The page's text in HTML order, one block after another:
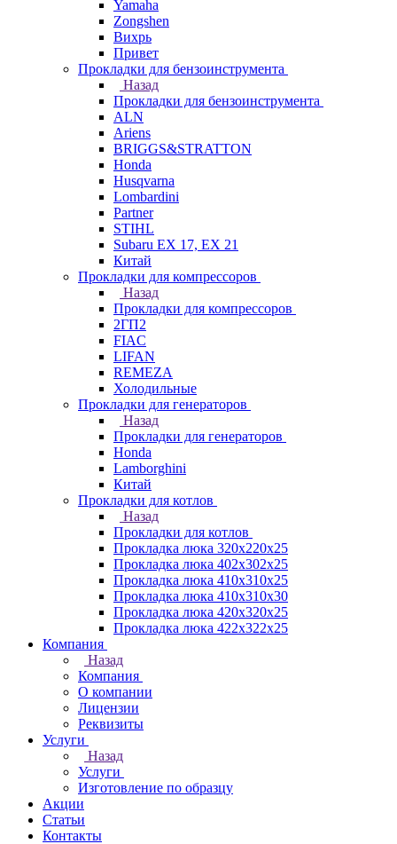
Yamaha
Zongshen
Вихрь
Привет
Прокладки для бензоинструмента
Назад
Прокладки для бензоинструмента
ALN
Ariens
BRIGGS&STRATTON
Honda
Husqvarna
Lombardini
Partner
STIHL
Subaru EX 17, EX 21
Китай
Прокладки для компрессоров
Назад
Прокладки для компрессоров
2ГП2
FIAC
LIFAN
REMEZA
Холодильные
Прокладки для генераторов
Назад
Прокладки для генераторов
Honda
Lamborghini
Китай
Прокладки для котлов
Назад
Прокладки для котлов
Прокладка люка 320x220x25
Прокладка люка 402x302x25
Прокладка люка 410x310x25
Прокладка люка 410х310х30
Прокладка люка 420x320x25
Прокладка люка 422x322x25
Компания
Назад
Компания
О компании
Лицензии
Реквизиты
Услуги
Назад
Услуги
Изготовление по образцу
Акции
Статьи
Контакты